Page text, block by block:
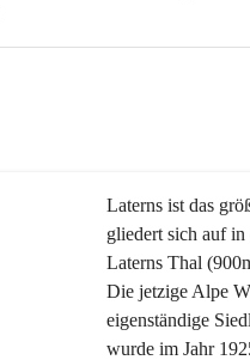
Laterns ist das
gliedert sich auf in
Laterns Thal
Die jetzige Alpe
eigenständige
wurde im Jahr